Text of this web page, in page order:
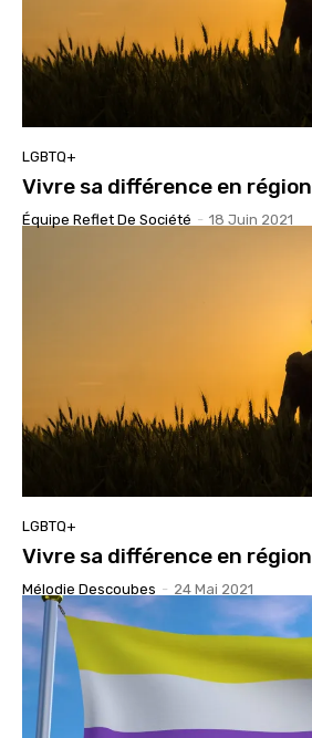
LGBTQ+
Vivre sa différence en région
Équipe Reflet De Société - 18 Juin 2021
LGBTQ+
Vivre sa différence en région
Mélodie Descoubes - 24 Mai 2021